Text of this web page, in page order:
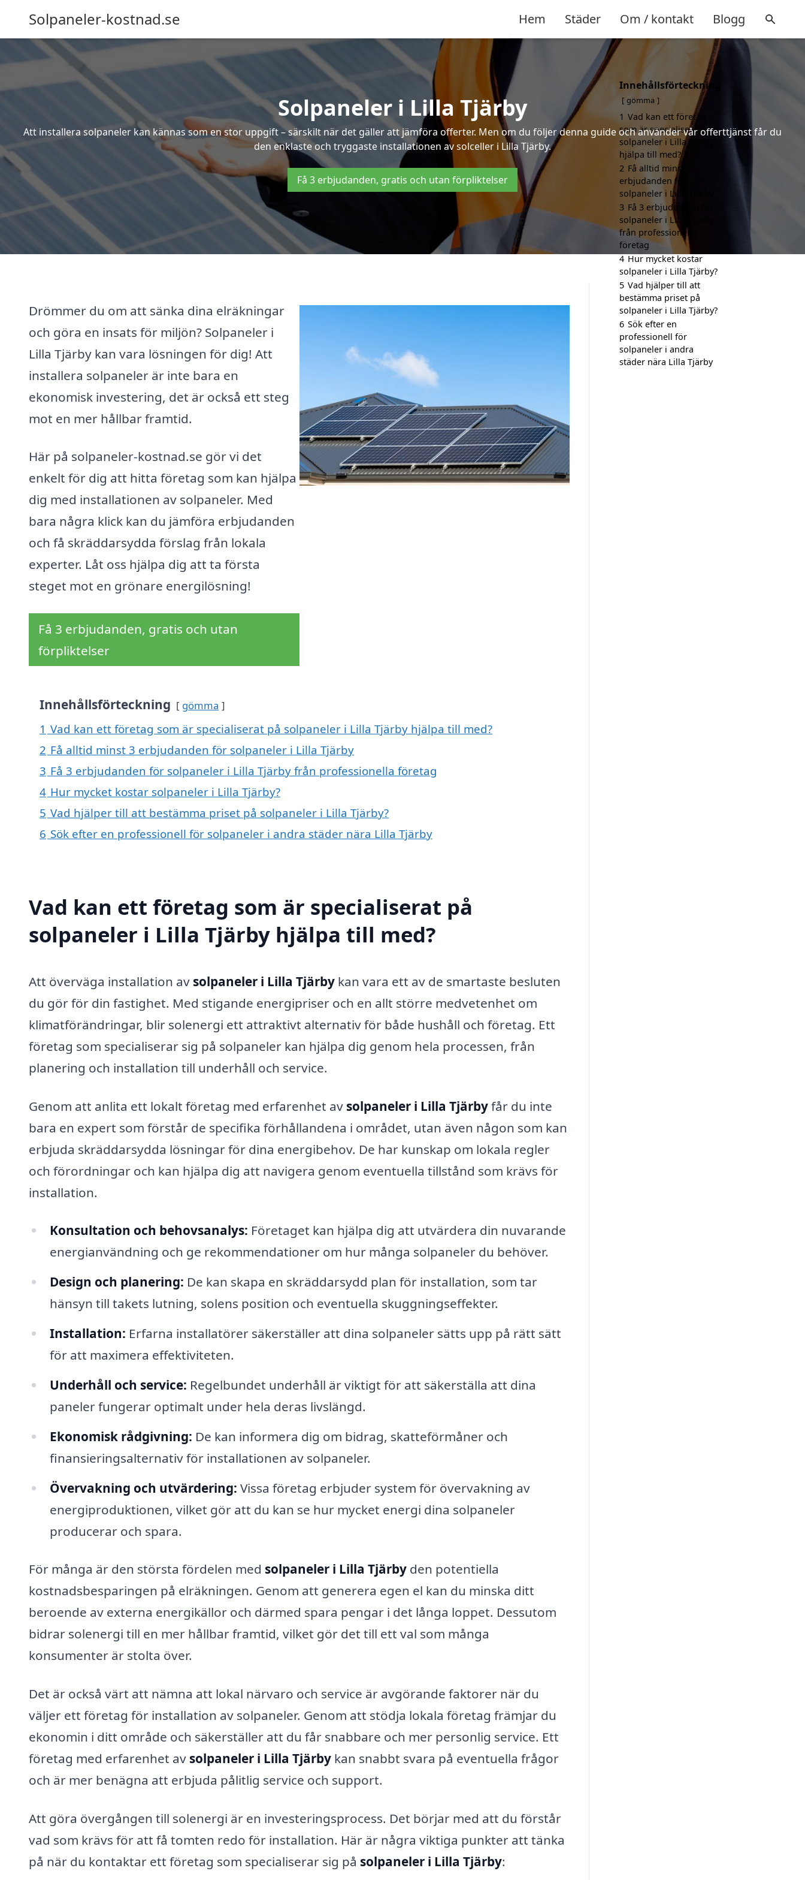
Solpaneler-kostnad.se Hem Städer Om / kontakt Blogg
Solpaneler i Lilla Tjärby
Att installera solpaneler kan kännas som en stor uppgift – särskilt när det gäller att jämföra offerter. Men om du följer denna guide och använder vår offerttjänst får du
den enklaste och tryggaste installationen av solceller i Lilla Tjärby.
Få 3 erbjudanden, gratis och utan förpliktelser
Drömmer du om att sänka dina elräkningar
och göra en insats för miljön? Solpaneler i
Lilla Tjärby kan vara lösningen för dig! Att
installera solpaneler är inte bara en
ekonomisk investering, det är också ett steg
mot en mer hållbar framtid.
Här på solpaneler-kostnad.se gör vi det
enkelt för dig att hitta företag som kan hjälpa
dig med installationen av solpaneler. Med
bara några klick kan du jämföra erbjudanden
och få skräddarsydda förslag från lokala
experter. Låt oss hjälpa dig att ta första
steget mot en grönare energilösning!
Få 3 erbjudanden, gratis och utan
förpliktelser
Innehållsförteckning gömma
1 Vad kan ett företag som är specialiserat på solpaneler i Lilla Tjärby hjälpa till med?
2 Få alltid minst 3 erbjudanden för solpaneler i Lilla Tjärby
3 Få 3 erbjudanden för solpaneler i Lilla Tjärby från professionella företag
4 Hur mycket kostar solpaneler i Lilla Tjärby?
5 Vad hjälper till att bestämma priset på solpaneler i Lilla Tjärby?
6 Sök efter en professionell för solpaneler i andra städer nära Lilla Tjärby
Vad kan ett företag som är specialiserat på
solpaneler i Lilla Tjärby hjälpa till med?
Att överväga installation av solpaneler i Lilla Tjärby kan vara ett av de smartaste besluten
du gör för din fastighet. Med stigande energipriser och en allt större medvetenhet om
klimatförändringar, blir solenergi ett attraktivt alternativ för både hushåll och företag. Ett
företag som specialiserar sig på solpaneler kan hjälpa dig genom hela processen, från
planering och installation till underhåll och service.
Genom att anlita ett lokalt företag med erfarenhet av solpaneler i Lilla Tjärbyfår du inte
bara en expert som förstår de specifika förhållandena i området, utan även någon som kan
erbjuda skräddarsydda lösningar för dina energibehov. De har kunskap om lokala regler
och förordningar och kan hjälpa dig att navigera genom eventuella tillstånd som krävs för
installation.
Konsultation och behovsanalys: Företaget kan hjälpa dig att utvärdera din nuvarande
energianvändning och ge rekommendationer om hur många solpaneler du behöver.
Design och planering: De kan skapa en skräddarsydd plan för installation, som tar
hänsyn till takets lutning, solens position och eventuella skuggningseffekter.
Installation: Erfarna installatörer säkerställer att dina solpaneler sätts upp på rätt sätt
för att maximera effektiviteten.
Underhåll och service: Regelbundet underhåll är viktigt för att säkerställa att dina
paneler fungerar optimalt under hela deras livslängd.
Ekonomisk rådgivning: De kan informera dig om bidrag, skatteförmåner och
finansieringsalternativ för installationen av solpaneler.
Övervakning och utvärdering: Vissa företag erbjuder system för övervakning av
energiproduktionen, vilket gör att du kan se hur mycket energi dina solpaneler
producerar och spara.
För många är den största fördelen med solpaneler i Lilla Tjärby den potentiella
kostnadsbesparingen på elräkningen. Genom att generera egen el kan du minska ditt
beroende av externa energikällor och därmed spara pengar i det långa loppet. Dessutom
bidrar solenergi till en mer hållbar framtid, vilket gör det till ett val som många
konsumenter är stolta över.
Det är också värt att nämna att lokal närvaro och service är avgörande faktorer när du
väljer ett företag för installation av solpaneler. Genom att stödja lokala företag främjar du
ekonomin i ditt område och säkerställer att du får snabbare och mer personlig service. Ett
företag med erfarenhet av solpaneler i Lilla Tjärby kan snabbt svara på eventuella frågor
och är mer benägna att erbjuda pålitlig service och support.
Att göra övergången till solenergi är en investeringsprocess. Det börjar med att du förstår
vad som krävs för att få tomten redo för installation. Här är några viktiga punkter att tänka
på när du kontaktar ett företag som specialiserar sig på solpaneler i Lilla Tjärby:
Innehållsförteckning
gömma
1 Vad kan ett företag
som är specialiserat på
solpaneler i Lilla Tjärby
hjälpa till med?
2 Få alltid minst 3
erbjudanden för
solpaneler i Lilla Tjärby
3 Få 3 erbjudanden för
solpaneler i Lilla Tjärby
från professionella
företag
4 Hur mycket kostar
solpaneler i Lilla Tjärby?
5 Vad hjälper till att
bestämma priset på
solpaneler i Lilla Tjärby?
6 Sök efter en
professionell för
solpaneler i andra
städer nära Lilla Tjärby